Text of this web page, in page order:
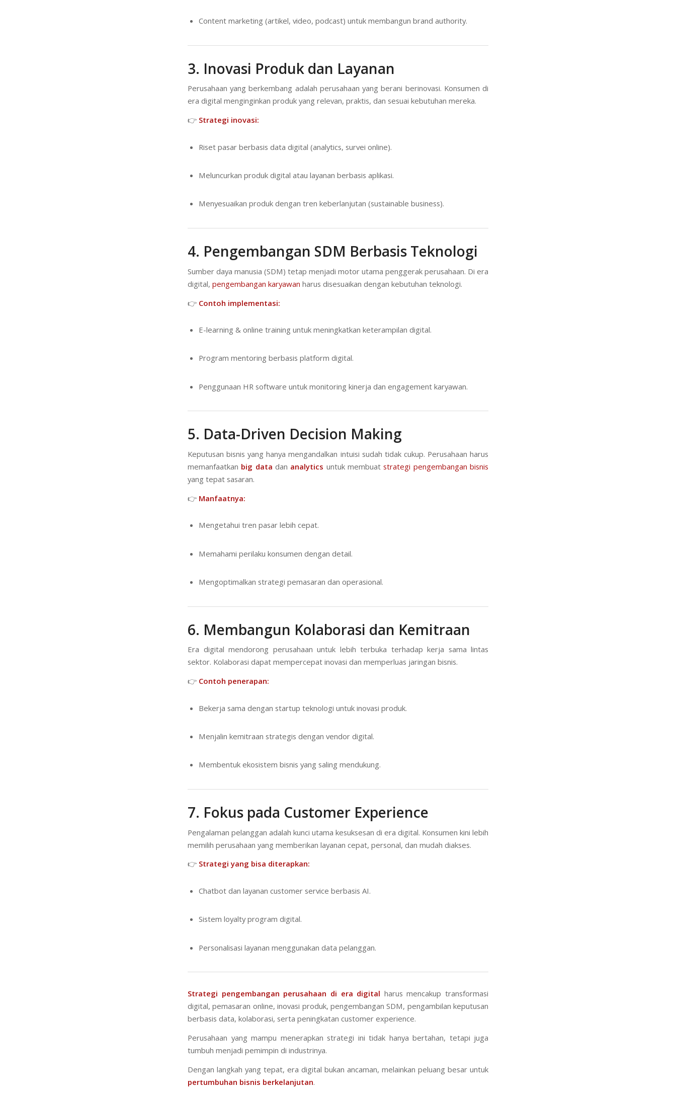
Content marketing (artikel, video, podcast) untuk membangun brand authority.
3. Inovasi Produk dan Layanan
Perusahaan yang berkembang adalah perusahaan yang berani berinovasi. Konsumen di
era digital menginginkan produk yang relevan, praktis, dan sesuai kebutuhan mereka.
👉 Strategi inovasi:
Riset pasar berbasis data digital (analytics, survei online).
Meluncurkan produk digital atau layanan berbasis aplikasi.
Menyesuaikan produk dengan tren keberlanjutan (sustainable business).
4. Pengembangan SDM Berbasis Teknologi
Sumber daya manusia (SDM) tetap menjadi motor utama penggerak perusahaan. Di era
digital, pengembangan karyawan harus disesuaikan dengan kebutuhan teknologi.
👉 Contoh implementasi:
E-learning & online training untuk meningkatkan keterampilan digital.
Program mentoring berbasis platform digital.
Penggunaan HR software untuk monitoring kinerja dan engagement karyawan.
5. Data-Driven Decision Making
Keputusan bisnis yang hanya mengandalkan intuisi sudah tidak cukup. Perusahaan harus
memanfaatkan big data dan analytics untuk membuatstrategi pengembangan bisnis
yang tepat sasaran.
👉 Manfaatnya:
Mengetahui tren pasar lebih cepat.
Memahami perilaku konsumen dengan detail.
Mengoptimalkan strategi pemasaran dan operasional.
6. Membangun Kolaborasi dan Kemitraan
Era digital mendorong perusahaan untuk lebih terbuka terhadap kerja sama lintas
sektor. Kolaborasi dapat mempercepat inovasi dan memperluas jaringan bisnis.
👉 Contoh penerapan:
Bekerja sama dengan startup teknologi untuk inovasi produk.
Menjalin kemitraan strategis dengan vendor digital.
Membentuk ekosistem bisnis yang saling mendukung.
7. Fokus pada Customer Experience
Pengalaman pelanggan adalah kunci utama kesuksesan di era digital. Konsumen kini lebih
memilih perusahaan yang memberikan layanan cepat, personal, dan mudah diakses.
👉 Strategi yang bisa diterapkan:
Chatbot dan layanan customer service berbasis AI.
Sistem loyalty program digital.
Personalisasi layanan menggunakan data pelanggan.
Strategi pengembangan perusahaan di era digital harus mencakup transformasi
digital, pemasaran online, inovasi produk, pengembangan SDM, pengambilan keputusan
berbasis data, kolaborasi, serta peningkatan customer experience.
Perusahaan yang mampu menerapkan strategi ini tidak hanya bertahan, tetapi juga
tumbuh menjadi pemimpin di industrinya.
Dengan langkah yang tepat, era digital bukan ancaman, melainkan peluang besar untuk
pertumbuhan bisnis berkelanjutan.